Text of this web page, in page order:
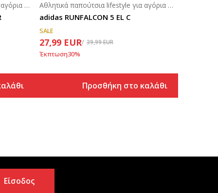
Αθλητικά παπούτσια lifestyle για αγόρια (4-7ε.)
adidas RUNFALCON 5 EL C
Αθλητικά παπούτσια lifestyle για αγόρια (4-7ε.)
SALE
27,99 EUR 39,99EUR
Έκπτωση30%
Προσθήκη στο καλάθι
Είσοδος